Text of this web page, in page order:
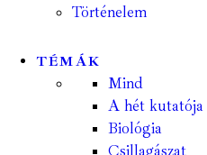
Történelem
TÉMÁK
Mind
A hét kutatója
Biológia
Csillagászat